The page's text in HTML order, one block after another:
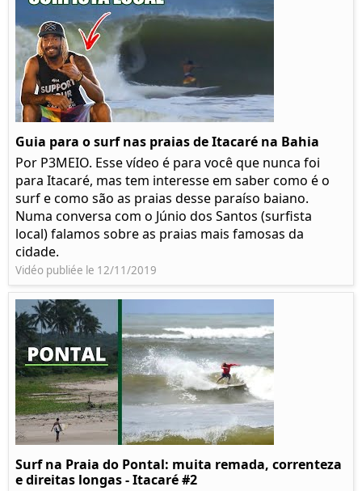
Guia para o surf nas praias de Itacaré na Bahia
Por P3MEIO. Esse vídeo é para você que nunca foi
para Itacaré, mas tem interesse em saber como é o
surf e como são as praias desse paraíso baiano.
Numa conversa com o Júnio dos Santos (surfista
local) falamos sobre as praias mais famosas da
cidade.
Vidéo publiée le 12/11/2019
Surf na Praia do Pontal: muita remada, correnteza
e direitas longas - Itacaré #2